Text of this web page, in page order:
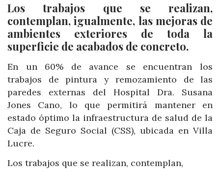
Los trabajos que se realizan,
contemplan, igualmente, las mejoras de
ambientes exteriores de toda la
superficie de acabados de concreto.
En un 60% de avance se encuentran los
trabajos de pintura y remozamiento de las
paredes externas del Hospital Dra. Susana
Jones Cano, lo que permitirá mantener en
estado óptimo la infraestructura de salud de la
Caja de Seguro Social (CSS), ubicada en Villa
Lucre.
Los trabajos que se realizan, contemplan,